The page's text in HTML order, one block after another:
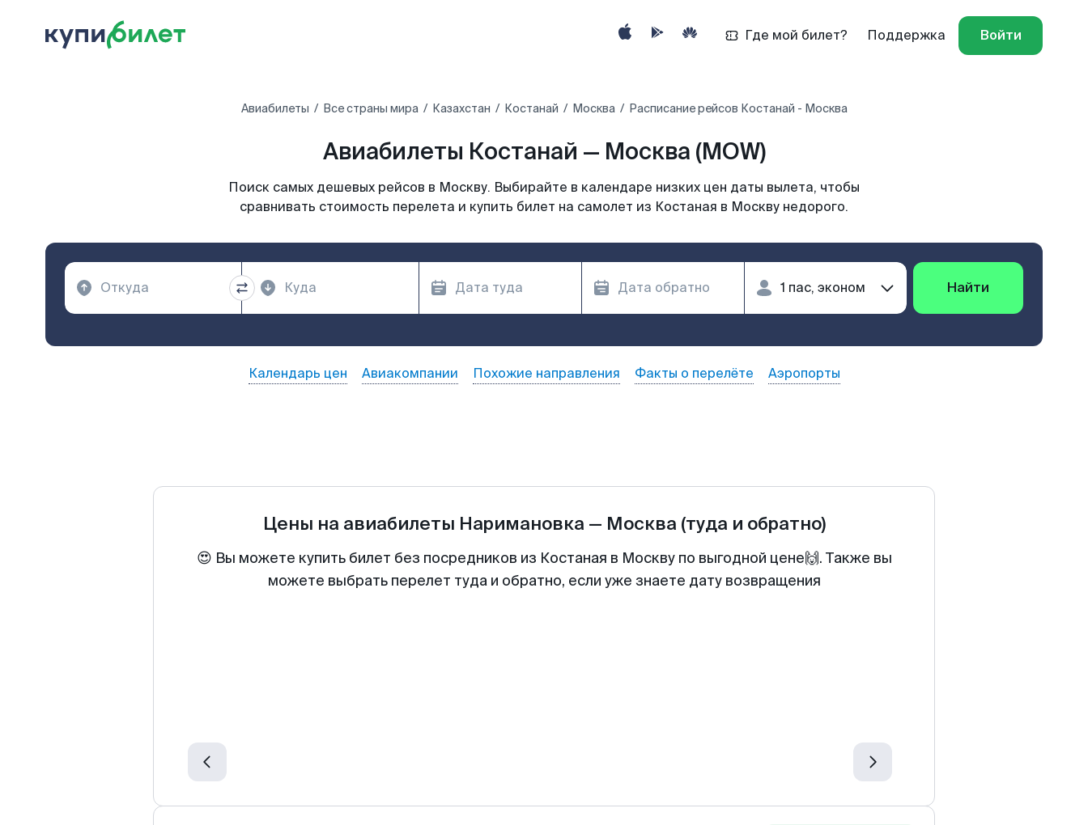
Где мой билет? Поддержка Войти
Авиабилеты Все страны мира Казахстан Костанай Москва Расписание рейсов Костанай - Москва
Авиабилеты Костанай — Москва (MOW)
Поиск самых дешевых рейсов в Москву. Выбирайте в календаре низких цен даты вылета, чтобы
сравнивать стоимость перелета и купить билет на самолет из Костаная в Москву недорого.
Найти
Календарь цен Авиакомпании Похожие направления Факты о перелёте Аэропорты
Цены на авиабилеты Наримановка — Москва (туда и обратно)
😍 Вы можете купить билет без посредников из Костаная в Москву по выгодной цене🙌. Также вы
можете выбрать перелет туда и обратно, если уже знаете дату возвращения